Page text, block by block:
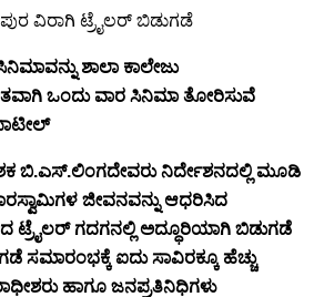
ಶಾಲಾ ಕಾಲೇಜು
ಒಂದು ವಾರ ಸಿನಿಮಾ ತೋರಿಸುವೆ
ಬಿ.ಎಸ್.ಲಿಂಗದೇವರು ನಿರ್ದೇಶನದಲ್ಲಿ ಮೂಡಿ
ಜೀವನವನ್ನು ಆಧರಿಸಿದ
ಟ್ರೈಲರ್ ಗದಗನಲ್ಲಿ ಅದ್ಧೂರಿಯಾಗಿ ಬಿಡುಗಡೆ
ಸಮಾರಂಭಕ್ಕೆ ಐದು ಸಾವಿರಕ್ಕೂ ಹೆಚ್ಚು
ಹಾಗೂ ಜನಪ್ರತಿನಿಧಿಗಳು